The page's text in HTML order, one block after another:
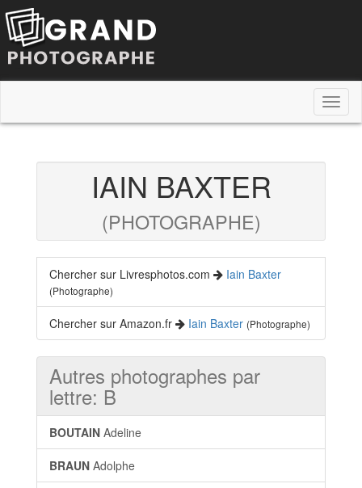
IAIN BAXTER
(PHOTOGRAPHE)
Chercher sur Livresphotos.com Iain Baxter
(Photographe)
Chercher sur Amazon.fr Iain Baxter (Photographe)
Autres photographes par
lettre: B
BOUTAIN Adeline
BRAUN Adolphe